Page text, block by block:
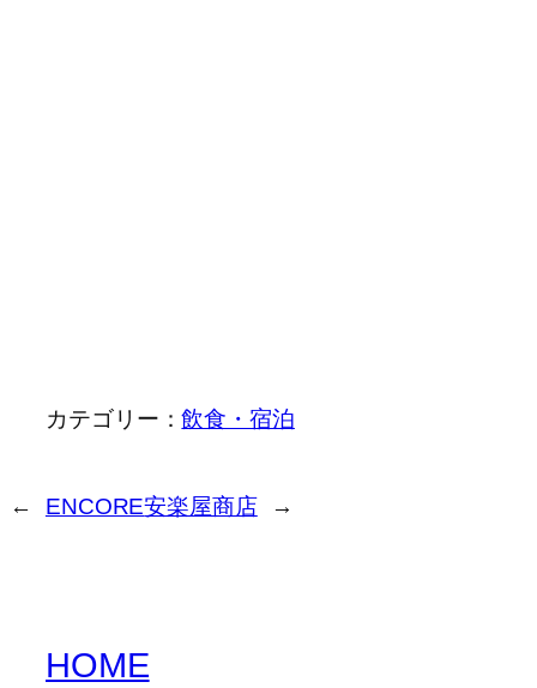
カテゴリー：飲食・宿泊
← ENCORE安楽屋商店 →
HOME